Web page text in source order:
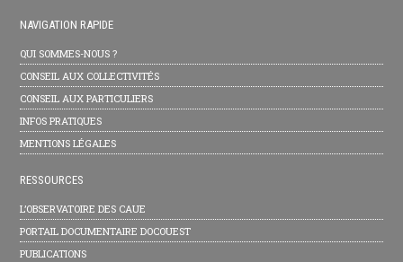
NAVIGATION RAPIDE
QUI SOMMES-NOUS ?
CONSEIL AUX COLLECTIVITÉS
CONSEIL AUX PARTICULIERS
INFOS PRATIQUES
MENTIONS LÉGALES
RESSOURCES
L’OBSERVATOIRE DES CAUE
PORTAIL DOCUMENTAIRE DOCOUEST
PUBLICATIONS